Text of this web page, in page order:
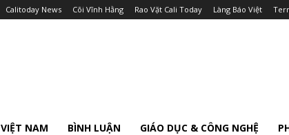
Calitoday News Cõi Vĩnh Hằng Rao Vặt Cali Today Làng Báo Việt
VIỆT NAM BÌNH LUẬN GIÁO DỤC & CÔNG NGHỆ